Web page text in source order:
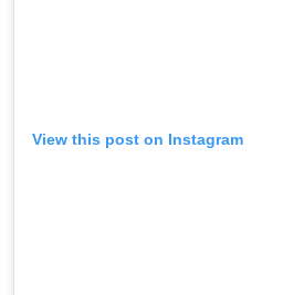
View this post on Instagram